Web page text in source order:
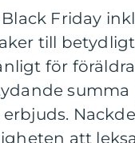
Friday
till
för
att